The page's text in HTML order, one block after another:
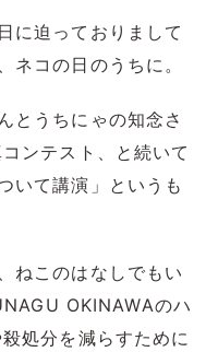
に迫っておりまして
ネコの日のうちに。
とうちにゃの知念さ
ンテスト、と続いて
いて講演」というも
ねこのはなしでもい
OKINAWAのハ
処分を減らすために